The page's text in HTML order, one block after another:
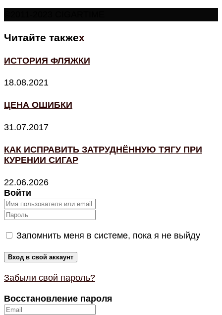
Читайте такжеx
ИСТОРИЯ ФЛЯЖКИ
18.08.2021
ЦЕНА ОШИБКИ
31.07.2017
КАК ИСПРАВИТЬ ЗАТРУДНЁННУЮ ТЯГУ ПРИ
КУРЕНИИ СИГАР
22.06.2026
Войти
Запомнить меня в системе, пока я не выйду
Забыли свой пароль?
Восстановление пароля